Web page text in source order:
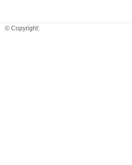
© Copyright: